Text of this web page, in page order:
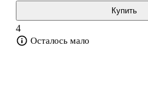
культуры вашей компании и на
ясная форма изложения,
многочисленные пр
Купить
4
Осталось мало